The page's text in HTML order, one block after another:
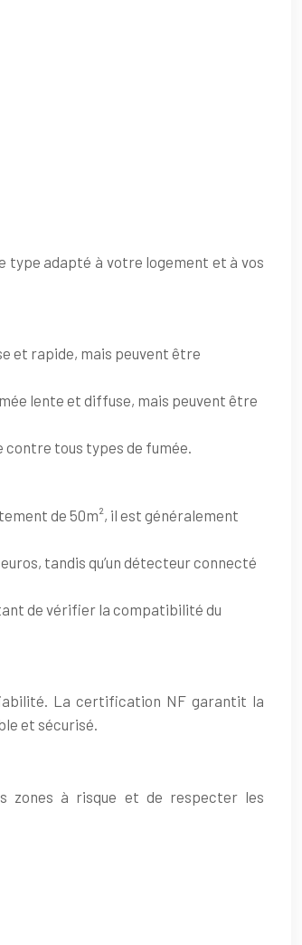
type adapté à votre logement et à vos
et rapide, mais peuvent être
lente et diffuse, mais peuvent être
tous types de fumée.
de 50m², il est généralement
tandis qu’un détecteur connecté
de vérifier la compatibilité du
La certification NF garantit la
et sécurisé.
zones à risque et de respecter les